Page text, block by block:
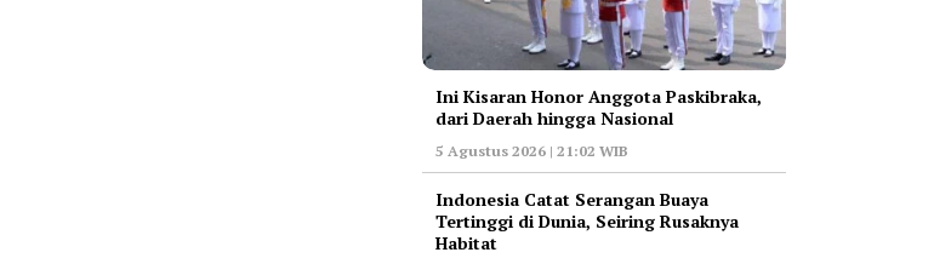
Ini Kisaran Honor Anggota Paskibraka,
dari Daerah hingga Nasional
5 Agustus 2026 | 21:02 WIB
Indonesia Catat Serangan Buaya
Tertinggi di Dunia, Seiring Rusaknya
Habitat